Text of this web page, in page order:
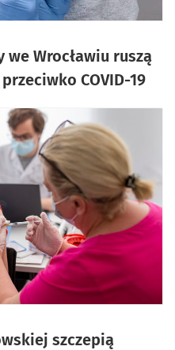
we Wrocławiu ruszą
COVID-19
szczepią